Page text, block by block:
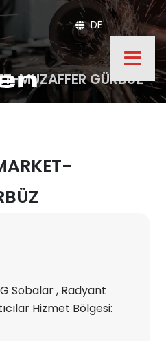
DE
MUZAFFER GÜRBÜZ
Sobalar , Radyant
Hizmet Bölgesi: